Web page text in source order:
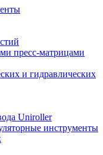
пресс-матрицами
и гидравлических
Uniroller
инструменты